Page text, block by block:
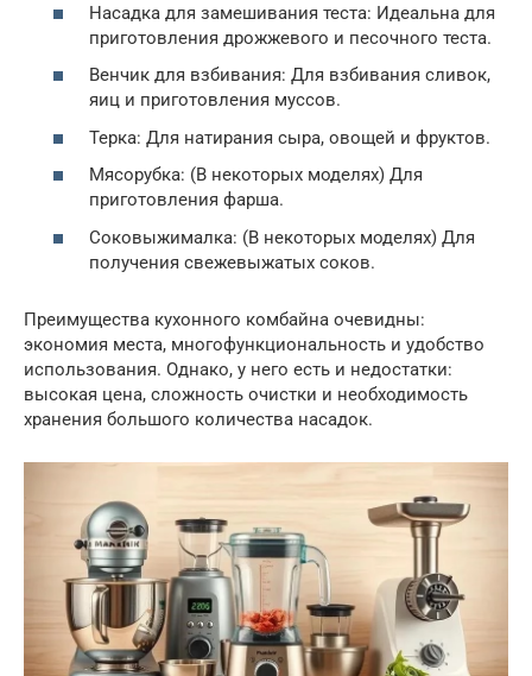
Насадка для замешивания теста: Идеальна для
приготовления дрожжевого и песочного теста.
Венчик для взбивания: Для взбивания сливок,
яиц и приготовления муссов.
Терка: Для натирания сыра, овощей и фруктов.
Мясорубка: (В некоторых моделях) Для
приготовления фарша.
Соковыжималка: (В некоторых моделях) Для
получения свежевыжатых соков.
Преимущества кухонного комбайна очевидны:
экономия места, многофункциональность и удобство
использования. Однако, у него есть и недостатки:
высокая цена, сложность очистки и необходимость
хранения большого количества насадок.